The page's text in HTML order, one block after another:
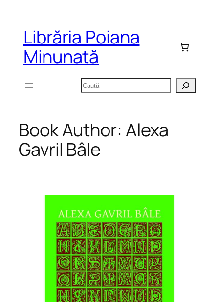
conținutLibrăria Poiana
Minunată
Caută
Book Author: Alexa
Gavril Bâle